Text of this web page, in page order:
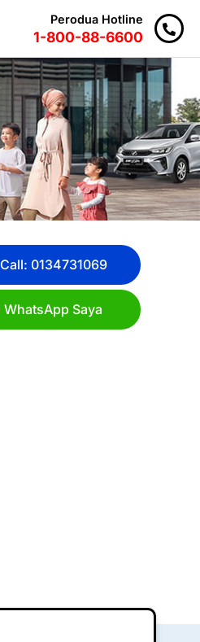
Perodua Hotline
1-800-88-6600
Call: 0134731069
WhatsApp Saya